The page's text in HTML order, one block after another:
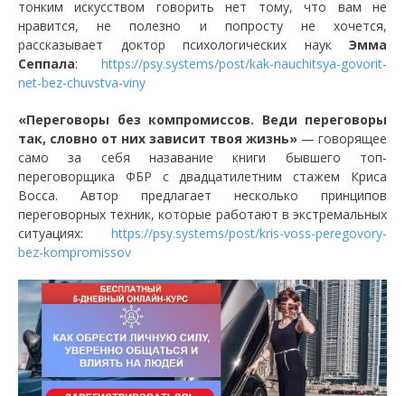
тонким искусством говорить нет тому, что вам не
нравится, не полезно и попросту не хочется,
рассказывает доктор психологических наук Эмма
Сеппала: https://psy.systems/post/kak-nauchitsya-govorit-
net-bez-chuvstva-viny
«Переговоры без компромиссов. Веди переговоры
так, словно от них зависит твоя жизнь» — говорящее
само за себя назавание книги бывшего топ-
переговорщика ФБР с двадцатилетним стажем Криса
Восса. Автор предлагает несколько принципов
переговорных техник, которые работают в экстремальных
ситуациях: https://psy.systems/post/kris-voss-peregovory-
bez-kompromissov